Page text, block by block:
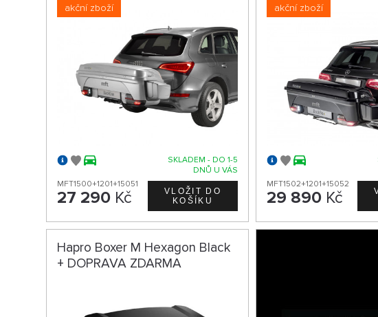
akční zboží
SKLADEM - DO 1-5
DNŮ U VÁS
MFT1500+1201+15051
27 290 Kč
akční zboží
MFT1502+1201+15052
29 890 Kč
Hapro Boxer M Hexagon Black
+ DOPRAVA ZDARMA